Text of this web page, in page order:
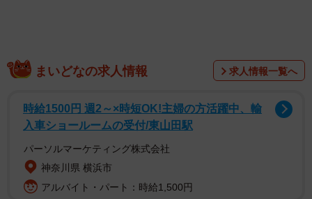
まいどなの求人情報 求人情報一覧へ
時給1500円 週2～×時短OK!主婦の方活躍中、輸
入車ショールームの受付/東山田駅
パーソルマーケティング株式会社
神奈川県 横浜市
アルバイト・パート：時給1,500円